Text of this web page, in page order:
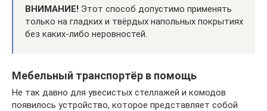
ВНИМАНИЕ! Этот способ допустимо применять
только на гладких и твёрдых напольных покрытиях
без каких-либо неровностей.
Мебельный транспортёр в помощь
Не так давно для увесистых стеллажей и комодов
появилось устройство, которое представляет собой